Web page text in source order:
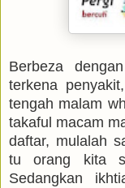
Berbeza
terkena
tengah malam
takaful macam
daftar, mulalah
tu orang kita
Sedangkan